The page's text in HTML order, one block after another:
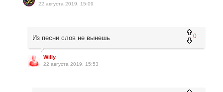
22 августа 2019, 15:09
0
Из песни слов не вынешь
Willy
22 августа 2019, 15:53